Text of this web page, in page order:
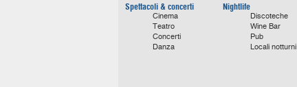
Spettacoli & concerti
Cinema
Teatro
Concerti
Danza
Nightlife
Discoteche
Wine Bar
Pub
Locali notturni